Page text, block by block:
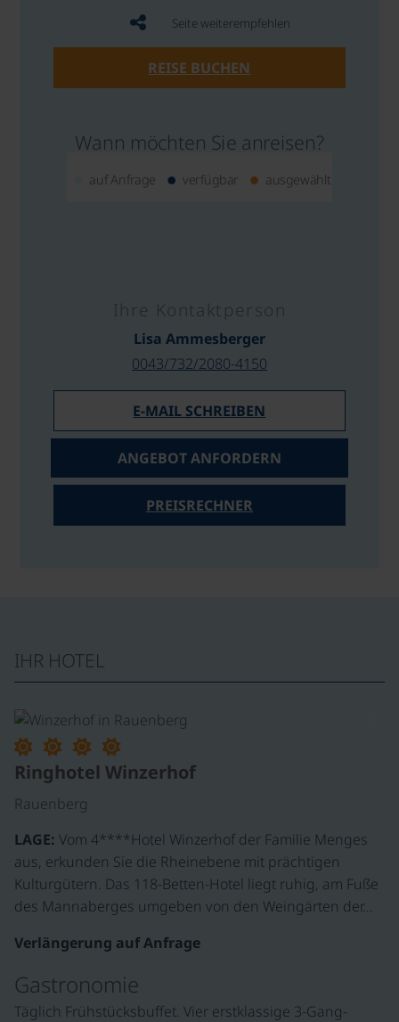
Seite weiterempfehlen
REISE BUCHEN
Wann möchten Sie anreisen?
auf Anfrage verfügbar ausgewählt
Ihre Kontaktperson
Lisa Ammesberger
0043/732/2080-4150
E-MAIL SCHREIBEN
ANGEBOT ANFORDERN
PREISRECHNER
IHR HOTEL
Ringhotel Winzerhof
Rauenberg
LAGE: Vom 4****Hotel Winzerhof der Familie Menges
aus, erkunden Sie die Rheinebene mit prächtigen
Kulturgütern. Das 118-Betten-Hotel liegt ruhig, am Fuße
des Mannaberges umgeben von den Weingärten der…
Verlängerung auf Anfrage
Gastronomie
Täglich Frühstücksbuffet. Vier erstklassige 3-Gang-